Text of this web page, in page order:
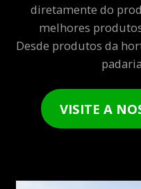
diretamente do
melhores
Desde produtos da
VISITE A